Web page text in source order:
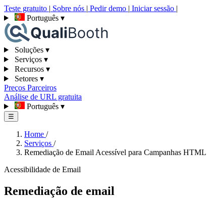
Teste gratuito | Sobre nós | Pedir demo | Iniciar sessão |
Português ▾
Soluções ▾
Serviços ▾
Recursos ▾
Setores ▾
Preços Parceiros
Análise de URL gratuita
Português ▾
☰
Home /
Serviços /
Remediação de Email Acessível para Campanhas HTML
Acessibilidade de Email
Remediação de email